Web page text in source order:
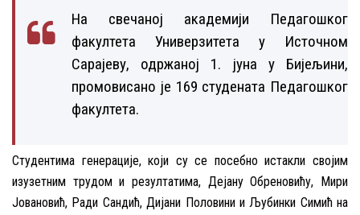
На свечаној академији Педагошког
факултета Универзитета у Источном
Сарајеву, одржаној 1. јуна у Бијељини,
промовисано је 169 студената Педагошког
факултета.
Студентима генерације, који су се посебно истакли својим
изузетним трудом и резултатима, Дејану Обреновићу, Мири
Јовановић, Ради Сандић, Дијани Половини и Љубинки Симић на